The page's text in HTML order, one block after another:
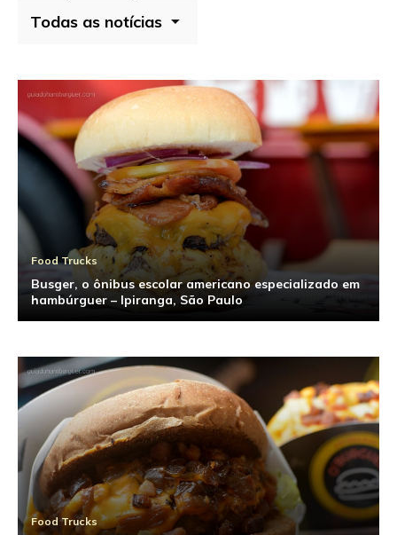
Food Trucks
Busger, o ônibus escolar americano especializado em
hambúrguer – Ipiranga, São Paulo
Food Trucks